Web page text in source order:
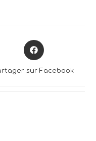
Opens
in
sur Facebook